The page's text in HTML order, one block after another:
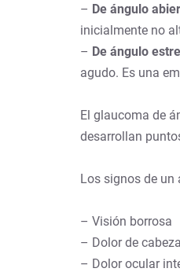
– De ángulo
inicialmente no
– De ángulo
agudo. Es una
El glaucoma de
desarrollan
Los signos de un
– Visión borrosa
– Dolor de cabeza
– Dolor ocular